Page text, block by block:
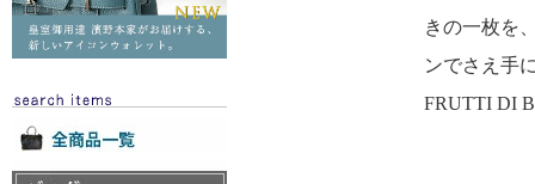
きの一枚を
ンでさえ手
FRUTTI DI